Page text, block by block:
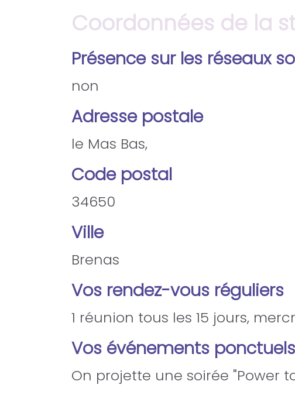
Coordonnées de la
Présence sur les réseaux
non
Adresse postale
le Mas Bas,
Code postal
34650
Ville
Brenas
Vos rendez-vous réguliers
1 réunion tous les 15 jours,
Vos événements ponctuels
On projette une soirée "Power